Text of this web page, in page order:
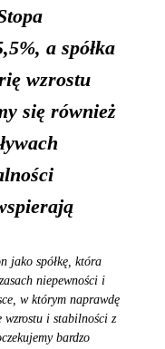
a spółka
wzrostu
się również
jako spółkę, która
niepewności i
w którym naprawdę
wzrostu i stabilności z
bardzo